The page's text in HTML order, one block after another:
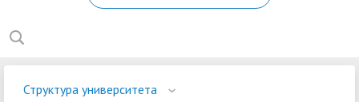
Структура университета